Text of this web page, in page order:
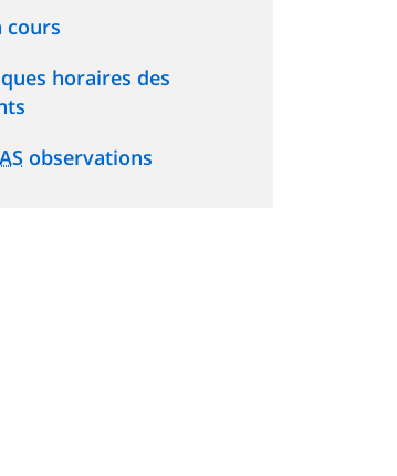
cours
horaires des
observations